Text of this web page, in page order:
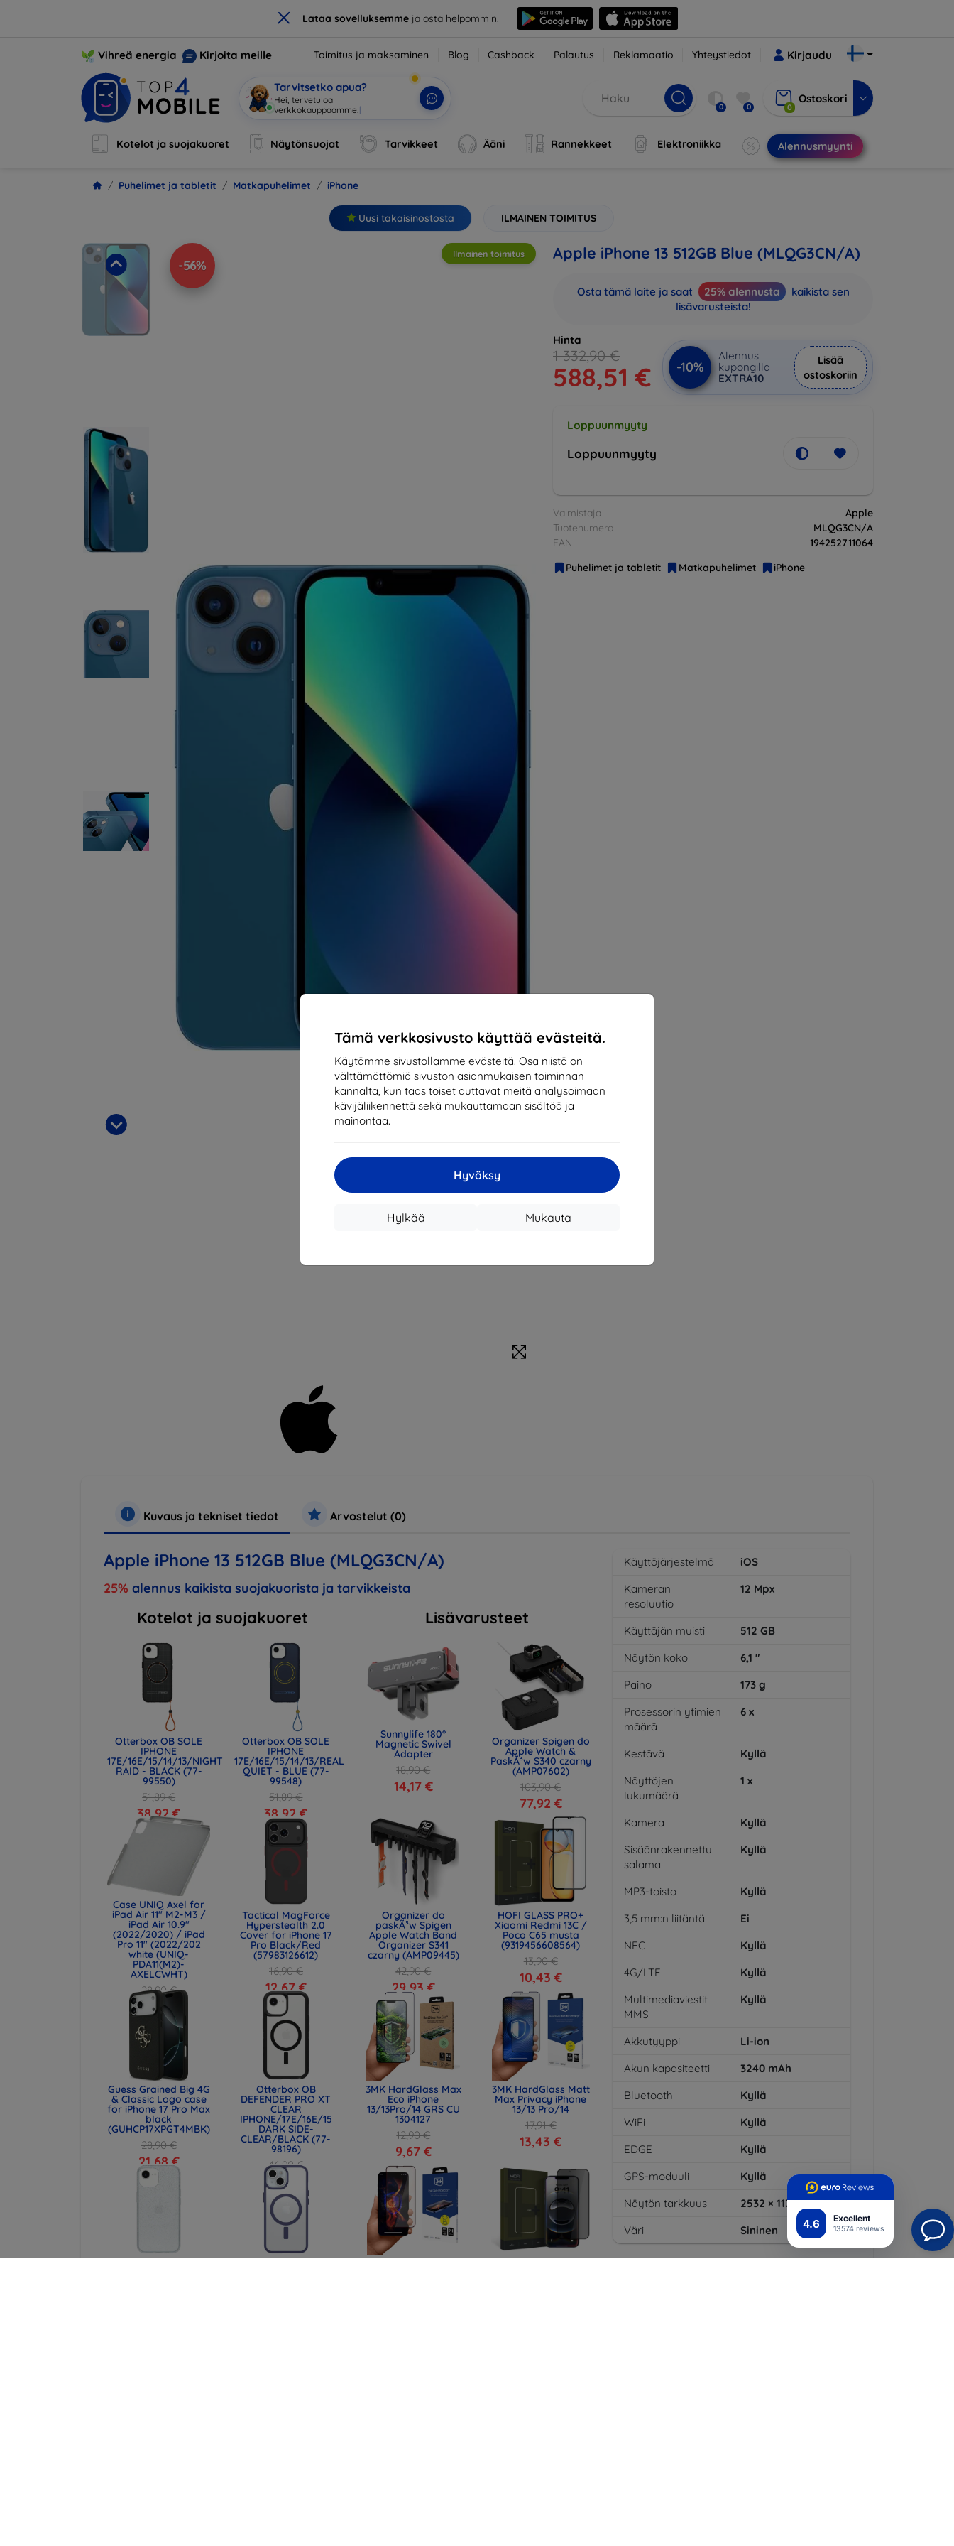
× Lataa sovelluksemmeja osta helpommin.
4.6 Excellent
13574 reviews
Tämä verkkosivusto käyttää evästeitä.
Käytämme sivustollamme evästeitä. Osa niistä on
välttämättömiä sivuston asianmukaisen toiminnan
kannalta, kun taas toiset auttavat meitä analysoimaan
kävijäliikennettä sekä mukauttamaan sisältöä ja
mainontaa.
Hyväksy
Mukauta
Hylkää
Vihreä energia Kirjoita meille Toimitus ja maksaminen Blog Cashback Palautus Reklamaatio Yhteystiedot Kirjaudu
Tarvitsetko apua?
O| 0 0 0
Ostoskori
Kotelot ja suojakuoret Näytönsuojat Tarvikkeet Ääni Rannekkeet Elektroniikka Alennusmyynti
Puhelimet ja tabletit Matkapuhelimet iPhone
Uusi takaisinostosta ILMAINEN TOIMITUS
-56%
Ilmainen toimitus Apple iPhone 13 512GB Blue (MLQG3CN/A)
Osta tämä laite ja saat 25% alennusta
kaikista sen
lisävarusteista!
Hinta
1 332,90 €
588,51 € -10%
Alennus
kupongilla
EXTRA10
Lisää
ostoskoriin
Loppuunmyyty
Loppuunmyyty
Valmistaja
Apple
Tuotenumero
MLQG3CN/A
EAN
194252711064
Puhelimet ja tabletit
Matkapuhelimet iPhone
Kuvaus ja tekniset tiedot Arvostelut (0)
Apple iPhone 13 512GB Blue (MLQG3CN/A)
25% alennus kaikista suojakuorista ja tarvikkeista
Kotelot ja suojakuoret
Otterbox OB SOLE
IPHONE
17E/16E/15/14/13/NIGHT
RAID - BLACK (77-
99550)
51,89 €
38,92 €
Otterbox OB SOLE
IPHONE
17E/16E/15/14/13/REAL
QUIET - BLUE (77-
99548)
51,89 €
38,92 €
Case UNIQ Axel for
iPad Air 11" M2-M3 /
iPad Air 10.9"
(2022/2020) / iPad
Pro 11" (2022/202
white (UNIQ-
PDA11(M2)-
AXELCWHT)
28,90 €
21,68 €
Tactical MagForce
Hyperstealth 2.0
Cover for iPhone 17
Pro Black/Red
(57983126612)
16,90 €
12,67 €
Guess Grained Big 4G
& Classic Logo case
for iPhone 17 Pro Max
black
(GUHCP17XPGT4MBK)
28,90 €
21,68 €
Otterbox OB
DEFENDER PRO XT
CLEAR
IPHONE/17E/16E/15
DARK SIDE-
CLEAR/BLACK (77-
98196)
46,90 €
35,18 €
Lisävarusteet
Sunnylife 180°
Magnetic Swivel
Adapter
18,90 €
14,17 €
Organizer Spigen do
Apple Watch &
PaskÃ³w S340 czarny
(AMP07602)
103,90 €
77,92 €
Organizer do
paskÃ³w Spigen
Apple Watch Band
Organizer S341
czarny (AMP09445)
42,90 €
29,93 €
HOFI GLASS PRO+
Xiaomi Redmi 13C /
Poco C65 musta
(9319456608564)
13,90 €
10,43 €
3MK HardGlass Max
Eco iPhone
13/13Pro/14 GRS CU
1304127
12,90 €
9,67 €
3MK HardGlass Matt
Max Privacy iPhone
13/13 Pro/14
17,91 €
13,43 €
Käyttöjärjestelmä
iOS
Kameran
resoluutio
12 Mpx
Käyttäjän muisti 512 GB
Näytön koko
6,1 "
Paino
173 g
Prosessorin ytimien
määrä
6 x
Kestävä
Kyllä
Näyttöjen
lukumäärä
1 x
Kamera
Kyllä
Sisäänrakennettu
salama
Kyllä
MP3-toisto
Kyllä
3,5 mm:n liitäntä
Ei
NFC
Kyllä
4G/LTE
Kyllä
Multimediaviestit
MMS
Kyllä
Akkutyyppi
Li-ion
Akun kapasiteetti
3240 mAh
Bluetooth
Kyllä
WiFi
Kyllä
EDGE
Kyllä
GPS-moduuli
Kyllä
Näytön tarkkuus
2532 × 1170
Väri
Sininen